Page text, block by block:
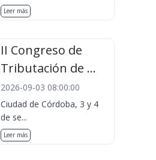
Leer más
II Congreso de
Tributación de ...
2026-09-03 08:00:00
Ciudad de Córdoba, 3 y 4
de se...
Leer más